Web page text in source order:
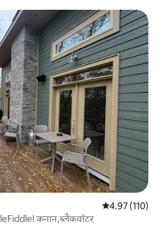
औसत रेटिंग 5 में से
4.97 (110)
कनान,ब्लैकवॉटर